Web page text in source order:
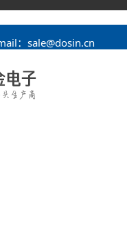
：sale@dosin.cn